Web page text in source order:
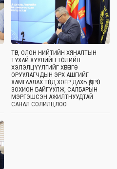
ТӨР, ОЛОН НИЙТИЙН ХЯНАЛТЫН
ТУХАЙ ХУУЛИЙН ТӨСЛИЙН
ХЭЛЭЛЦҮҮЛГИЙГ ХӨРӨНГӨ
ОРУУЛАГЧДЫН ЭРХ АШГИЙГ
ХАМГААЛАХ ТӨВД ХОЁР ДАХЬ ӨДРӨӨ
ЗОХИОН БАЙГУУЛЖ, САЛБАРЫН
МЭРГЭШСЭН АЖИЛТНУУДТАЙ
САНАЛ СОЛИЛЦЛОО